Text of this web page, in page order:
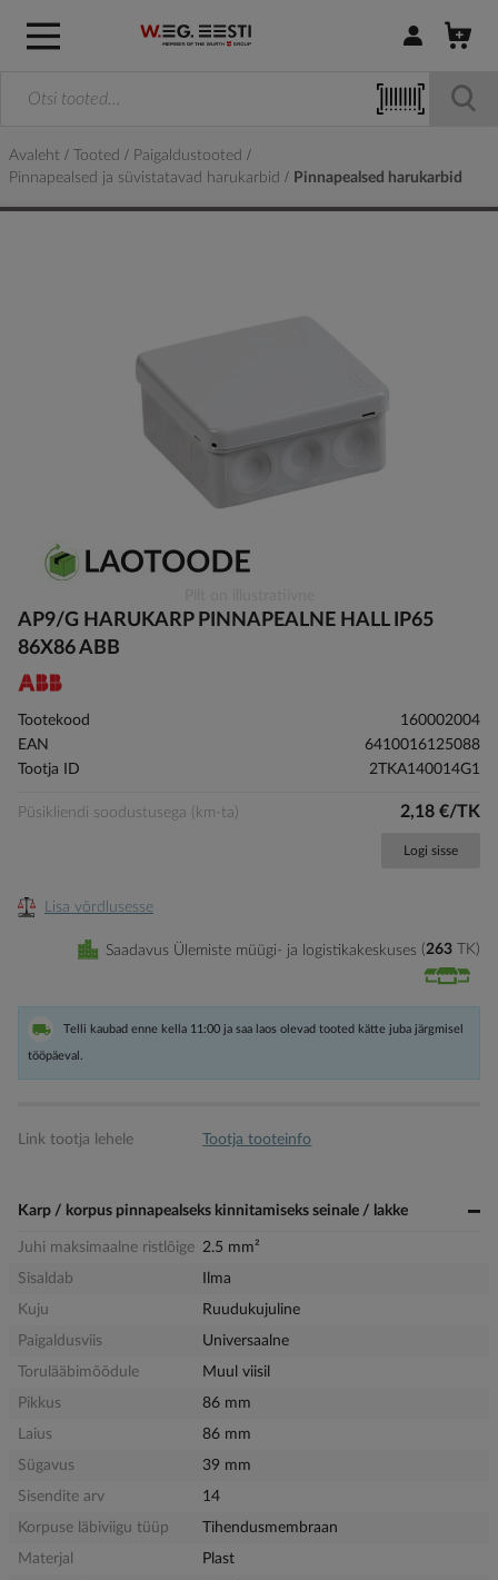
Logi sisse /
Avaleht Tooted
Paigaldustooted
Pinnapealsed ja süvistatavad harukarbid
Pinnapealsed harukarbid
to
the
of
images
gallery
AP9/G HARUKARP PINNAPEALNE HALL IP65
86X86 ABB
Tootekood
160002004
EAN
6410016125088
Tootja ID
2TKA140014G1
Püsikliendi soodustusega (km-ta) 2,18 €/TK
Logi sisse
Lisa võrdlusesse
Saadavus Ülemiste müügi- ja logistikakeskuses 263 TK
Telli kaubad enne kella 11:00 ja saa laos olevad tooted kätte juba järgmisel
tööpäeval.
Link tootja lehele Tootja tooteinfo
Karp / korpus pinnapealseks kinnitamiseks seinale / lakke
Juhi maksimaalne ristlõige 2.5 mm²
Sisaldab
Ilma
Kuju
Ruudukujuline
Paigaldusviis
Universaalne
Torulääbimõõdule
Muul viisil
Pikkus
86 mm
Laius
86 mm
Sügavus
39 mm
Sisendite arv
14
Korpuse läbiviigu tüüp
Tihendusmembraan
Materjal
Plast